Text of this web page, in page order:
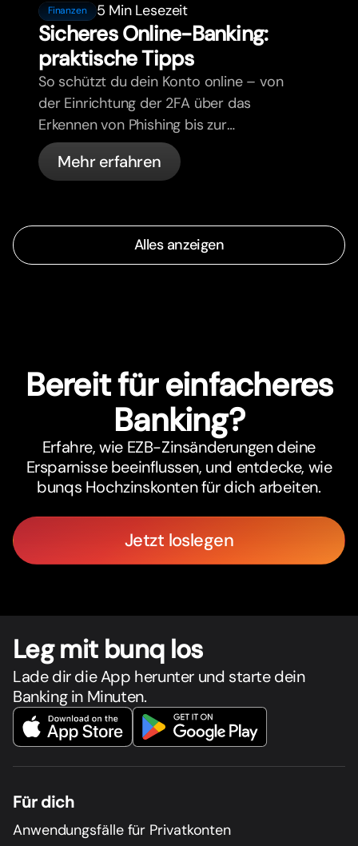
Finanzen 5 Min Lesezeit
Sicheres Online-Banking:
praktische Tipps
So schützt du dein Konto online – von
der Einrichtung der 2FA über das
Erkennen von Phishing bis zur
Kartenverwaltung und den
automatischen Sicherheitsfunktionen
Mehr erfahren
Alles anzeigen
Bereit für einfacheres
Banking?
Erfahre, wie EZB-Zinsänderungen deine
Ersparnisse beeinflussen, und entdecke, wie
bunqs Hochzinskonten für dich arbeiten.
Jetzt loslegen
Leg mit bunq los
Lade dir die App herunter und starte dein
Banking in Minuten.
Für dich
Anwendungsfälle für Privatkonten